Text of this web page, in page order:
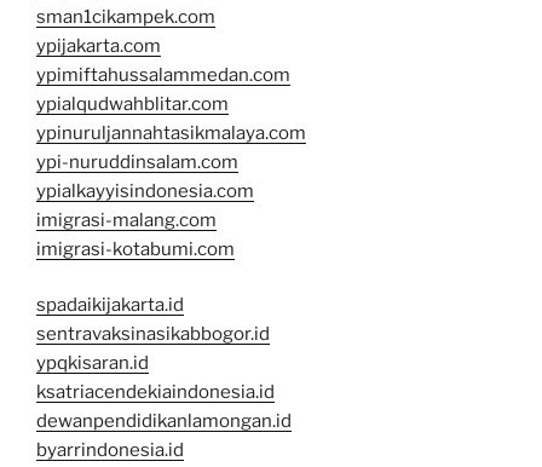
sman1cikampek.com
ypijakarta.com
ypimiftahussalammedan.com
ypialqudwahblitar.com
ypinuruljannahtasikmalaya.com
ypi-nuruddinsalam.com
ypialkayyisindonesia.com
imigrasi-malang.com
imigrasi-kotabumi.com
spadaikijakarta.id
sentravaksinasikabbogor.id
ypqkisaran.id
ksatriacendekiaindonesia.id
dewanpendidikanlamongan.id
byarrindonesia.id